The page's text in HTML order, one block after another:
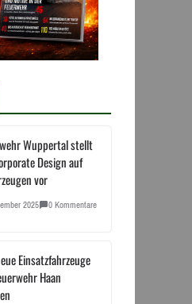
Wuppertal stellt
Design auf
vor
2025 0 Kommentare
Einsatzfahrzeuge
Haan